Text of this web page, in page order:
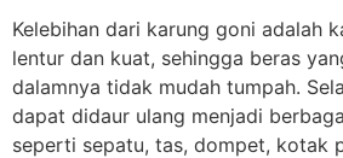
Kelebihan dari karung goni adalah
lentur dan kuat, sehingga beras
dalamnya tidak mudah tumpah.
dapat didaur ulang menjadi
seperti sepatu, tas, dompet, kotak